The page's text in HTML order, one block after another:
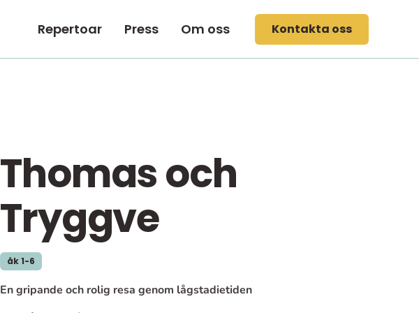
Repertoar Press Om oss Kontakta oss
Thomas och
Tryggve
åk 1-6
En gripande och rolig resa genom lågstadietiden